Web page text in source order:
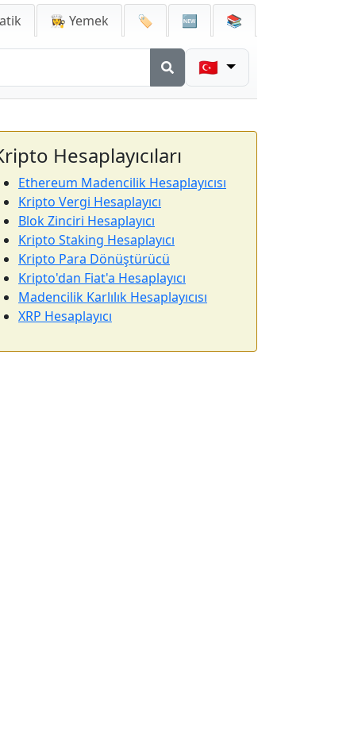
👩‍🍳 Yemek 🏷️ 🆕 📚
🇹🇷
Hesaplayıcıları
Ethereum Madencilik Hesaplayıcısı
Kripto Vergi Hesaplayıcı
Blok Zinciri Hesaplayıcı
Kripto Staking Hesaplayıcı
Kripto Para Dönüştürücü
Kripto'dan Fiat'a Hesaplayıcı
Madencilik Karlılık Hesaplayıcısı
XRP Hesaplayıcı